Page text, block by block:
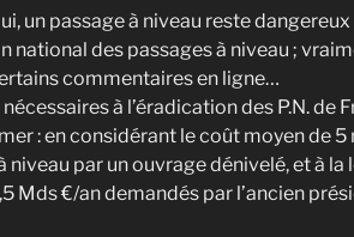
un passage à niveau reste
national des passages à niveau ;
commentaires en ligne…
à l’éradication des P.N. de
: en considérant le coût moyen de 5
niveau par un ouvrage dénivelé, et à
Mds €/an demandés par l’ancien